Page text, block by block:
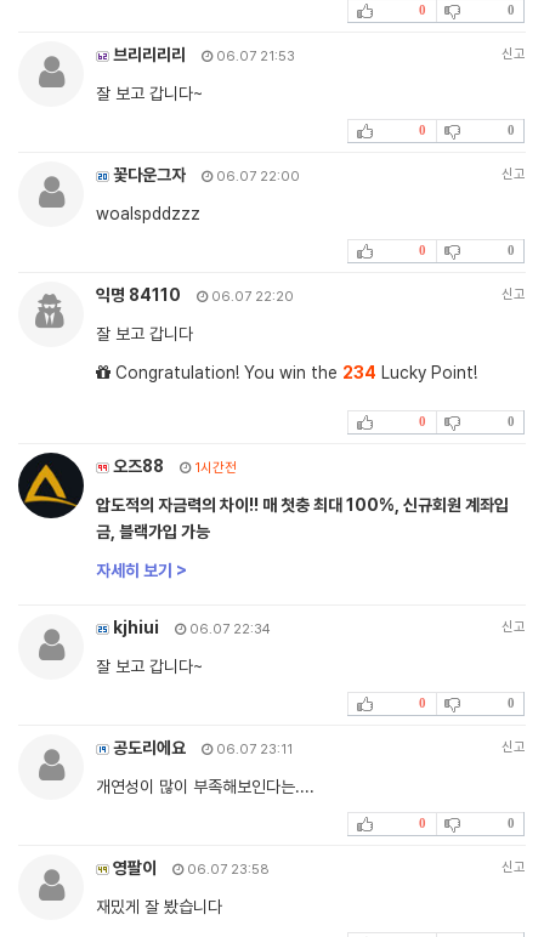
0 0
브리리리리 06.07 21:53 신고
잘 보고 갑니다~
0 0
꽃다운그자 06.07 22:00 신고
woalspddzzz
0 0
익명 84110 06.07 22:20 신고
잘 보고 갑니다
Congratulation! You win the 234 Lucky Point!
0 0
오즈88 1시간전
압도적의 자금력의 차이!! 매 첫충 최대 100%, 신규회원 계좌입
금, 블랙가입 가능
자세히 보기 >
kjhiui 06.07 22:34 신고
잘 보고 갑니다~
0 0
공도리에요 06.07 23:11 신고
개연성이 많이 부족해보인다는....
0 0
영팔이 06.07 23:58 신고
재밌게 잘 봤습니다